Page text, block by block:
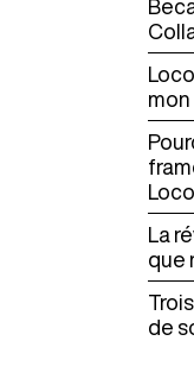
La
que
de